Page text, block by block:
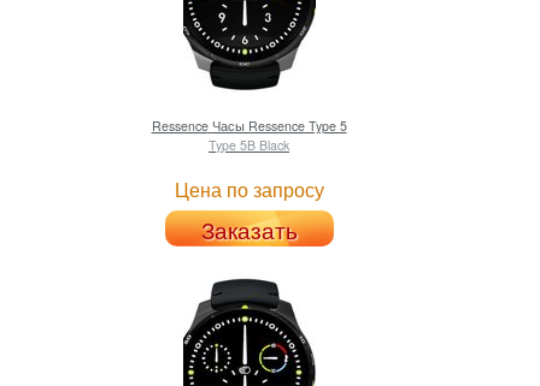
Ressence Часы Ressence Type 5
Type 5B Black
Цена по запросу
Заказать